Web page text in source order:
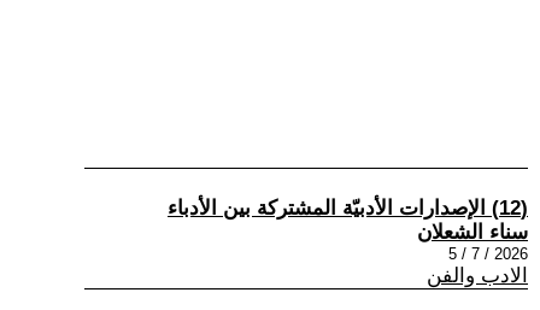
(12) الإصدارات الأدبيّة المشتركة بين الأدباء
سناء الشعلان
2026 / 7 / 5
الادب والفن